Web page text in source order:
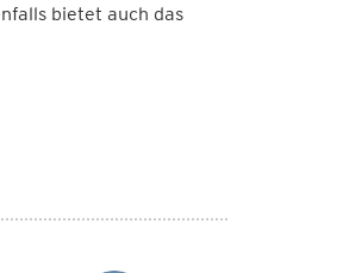
bietet auch das